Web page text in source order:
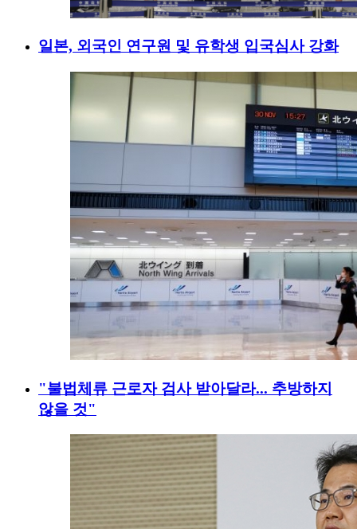
일본, 외국인 연구원 및 유학생 입국심사 강화
"불법체류 근로자 검사 받아달라... 추방하지
않을 것"